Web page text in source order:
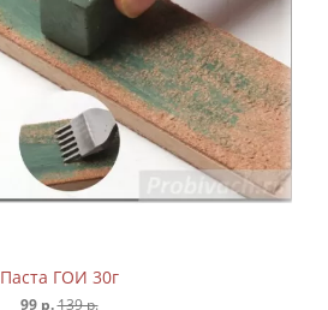
Паста ГОИ 30г
99 р.139 р.